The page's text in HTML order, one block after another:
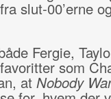
slut-00’erne
Fergie,
som
at Nobody